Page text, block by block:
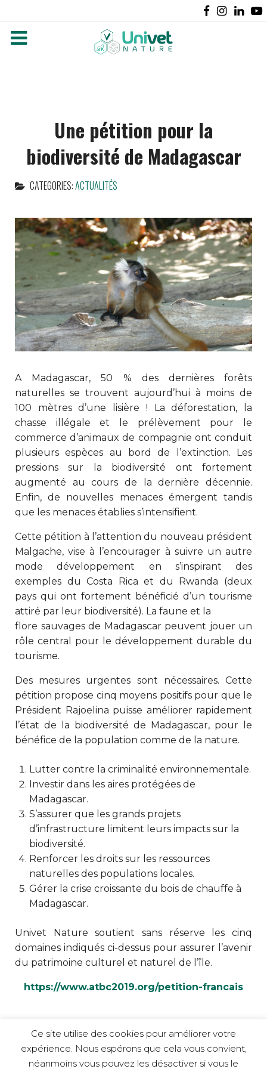
Une pétition pour la
biodiversité de Madagascar
CATEGORIES:ACTUALITÉS
A Madagascar, 50 % des dernières forêts
naturelles se trouvent aujourd’hui à moins de
100 mètres d’une lisière ! La déforestation, la
chasse illégale et le prélèvement pour le
commerce d’animaux de compagnie ont conduit
plusieurs espèces au bord de l’extinction. Les
pressions sur la biodiversité ont fortement
augmenté au cours de la dernière décennie.
Enfin, de nouvelles menaces émergent tandis
que les menaces établies s’intensifient.
Cette pétition à l’attention du nouveau président
Malgache, vise à l’encourager à suivre un autre
mode développement en s’inspirant des
exemples du Costa Rica et du Rwanda (deux
pays qui ont fortement bénéficié d’un tourisme
attiré par leur biodiversité). La faune et la
flore sauvages de Madagascar peuvent jouer un
rôle central pour le développement durable du
tourisme.
Des mesures urgentes sont nécessaires. Cette
pétition propose cinq moyens positifs pour que le
Président Rajoelina puisse améliorer rapidement
l’état de la biodiversité de Madagascar, pour le
bénéfice de la population comme de la nature.
Lutter contre la criminalité environnementale.
Investir dans les aires protégées de
Madagascar.
S’assurer que les grands projets
d’infrastructure limitent leurs impacts sur la
biodiversité.
Renforcer les droits sur les ressources
naturelles des populations locales.
Gérer la crise croissante du bois de chauffe à
Madagascar.
Univet Nature soutient sans réserve les cinq
domaines indiqués ci-dessus pour assurer l’avenir
du patrimoine culturel et naturel de l’île.
https://www.atbc2019.org/petition-francais
Ce site utilise des cookies pour améliorer votre
expérience. Nous espérons que cela vous convient,
néanmoins vous pouvez les désactiver si vous le